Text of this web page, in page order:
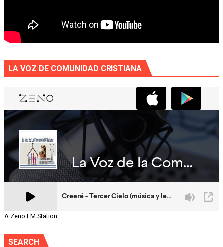
LA VOZ DE COMUNIDAD CRISTIANA
A Zeno.FM Station
SEARCH